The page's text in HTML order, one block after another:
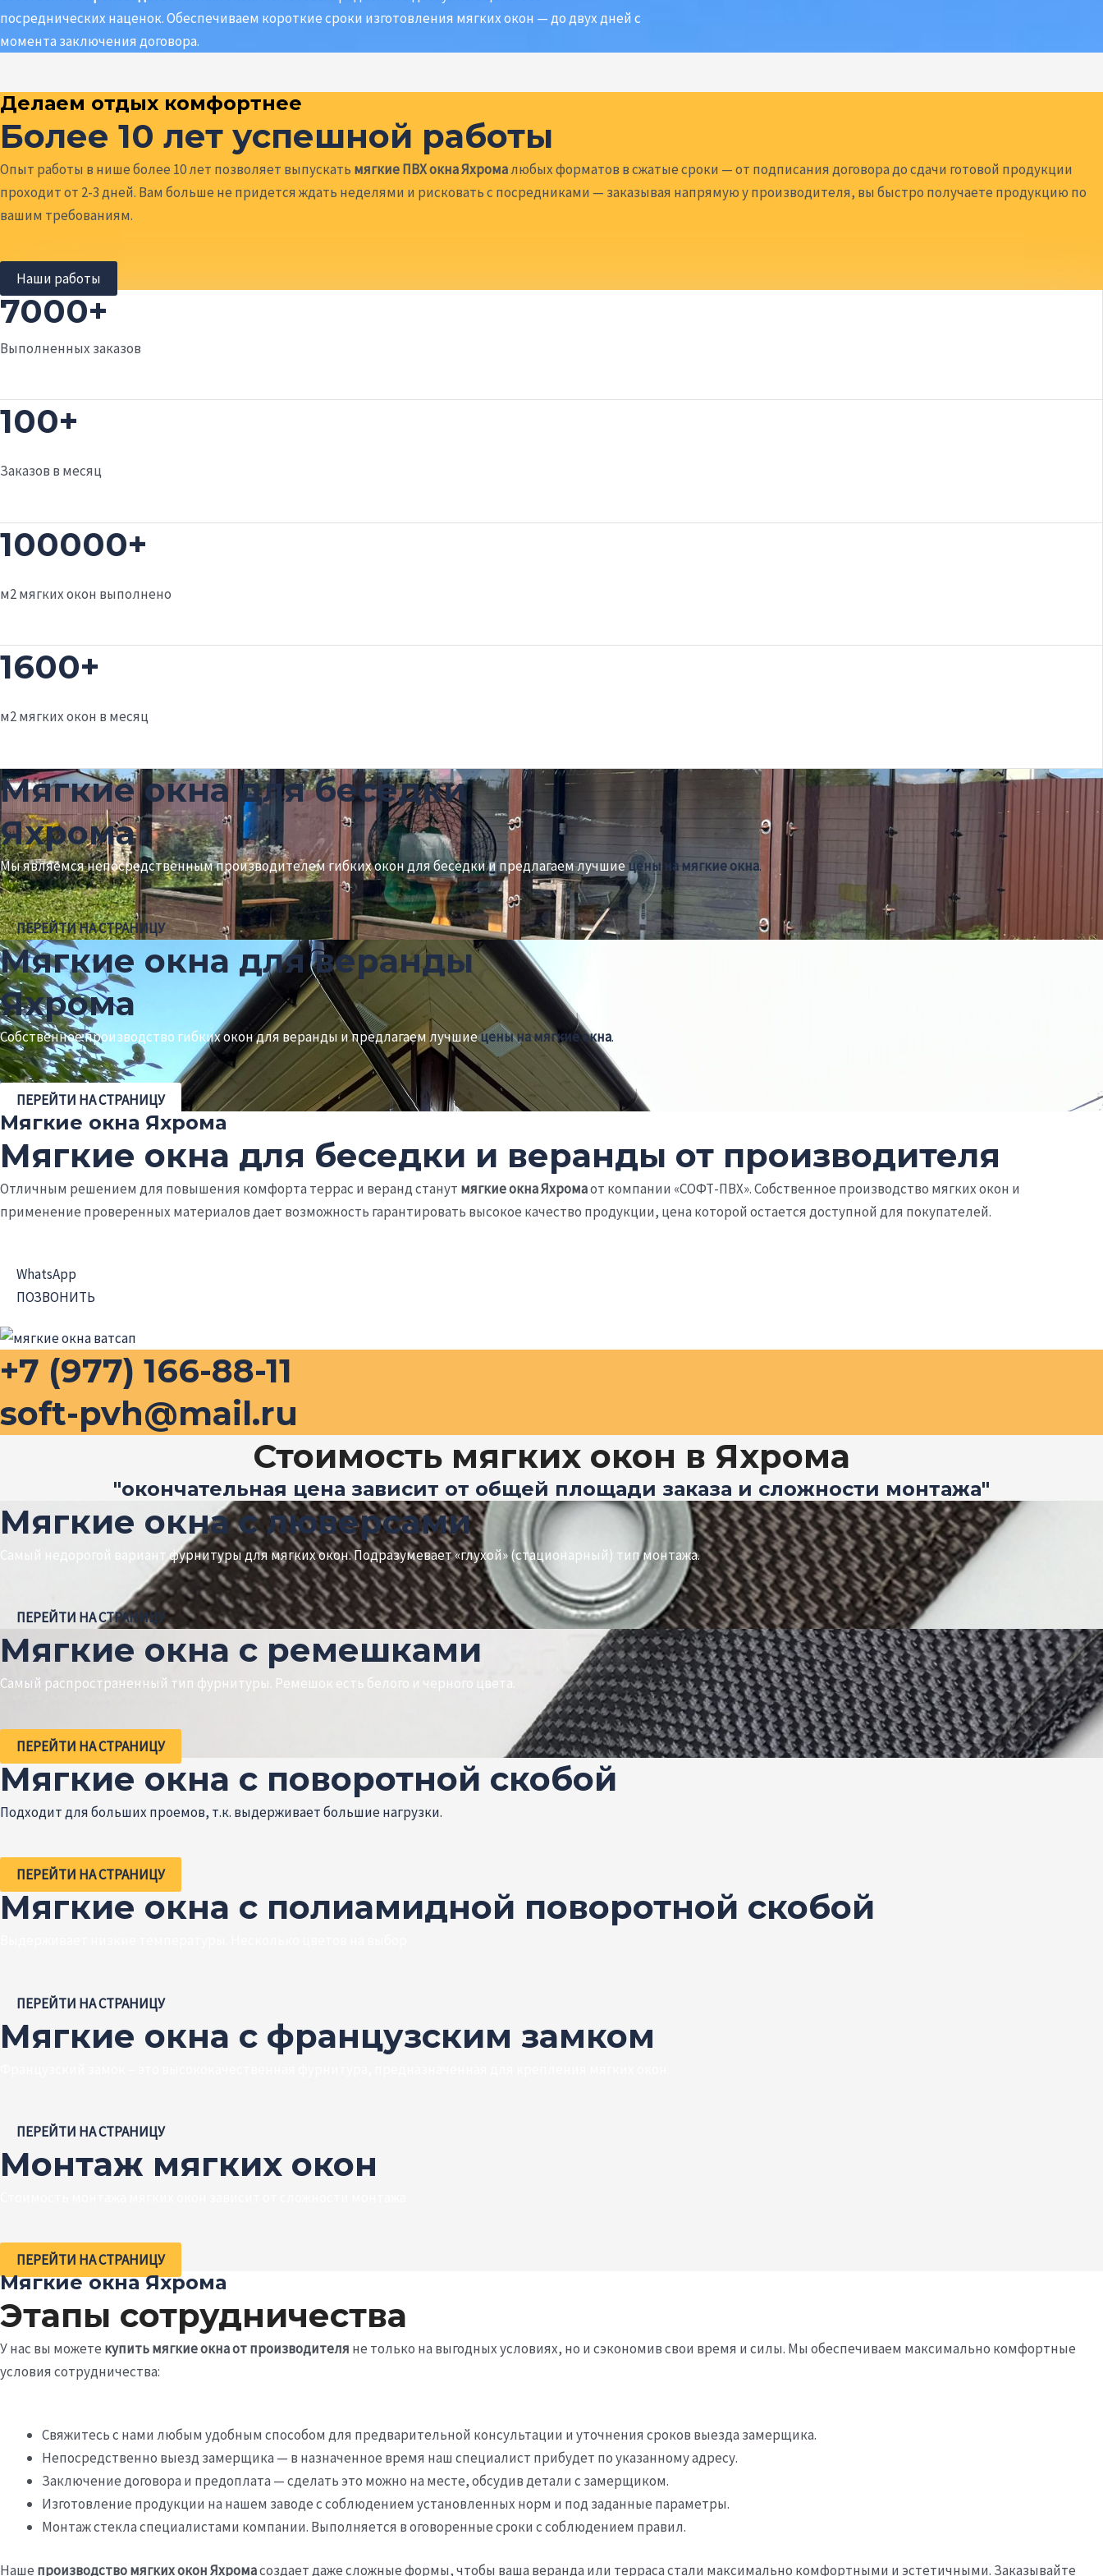
посреднических наценок. Обеспечиваем короткие сроки изготовления мягких окон — до двух дней с
момента заключения договора.
Делаем отдых комфортнее
Более 10 лет успешной работы
Опыт работы в нише более 10 лет позволяет выпускать мягкие ПВХ окна Яхромалюбых форматов в сжатые сроки — от подписания договора до сдачи готовой продукции
проходит от 2-3 дней. Вам больше не придется ждать неделями и рисковать с посредниками — заказывая напрямую у производителя, вы быстро получаете продукцию по
вашим требованиям.
Наши работы
7000+
Выполненных заказов
100+
Заказов в месяц
100000+
м2 мягких окон выполнено
1600+
м2 мягких окон в месяц
Мягкие окна для беседки
Яхрома
Мы являемся непосредственным производителем гибких окон для беседки и предлагаем лучшиецены на мягкие окна.
ПЕРЕЙТИ НА СТРАНИЦУ
Мягкие окна для веранды
Яхрома
Собственное производство гибких окон для веранды и предлагаем лучшиецены на мягкие окна.
ПЕРЕЙТИ НА СТРАНИЦУ
Мягкие окна Яхрома
Мягкие окна для беседки и веранды от производителя
Отличным решением для повышения комфорта террас и веранд станут мягкие окна Яхромаот компании «СОФТ-ПВХ». Собственное производство мягких окон и
применение проверенных материалов дает возможность гарантировать высокое качество продукции, цена которой остается доступной для покупателей.
WhatsApp
ПОЗВОНИТЬ
+7 (977) 166-88-11
soft-pvh@mail.ru
Стоимость мягких окон в Яхрома
"окончательная цена зависит от общей площади заказа и сложности монтажа"
Мягкие окна с люверсами
Самый недорогой вариант фурнитуры для мягких окон. Подразумевает «глухой» (стационарный) тип монтажа.
ПЕРЕЙТИ НА СТРАНИЦУ
Мягкие окна с ремешками
Самый распространенный тип фурнитуры. Ремешок есть белого и черного цвета.
ПЕРЕЙТИ НА СТРАНИЦУ
Мягкие окна с поворотной скобой
Подходит для больших проемов, т.к. выдерживает большие нагрузки.
ПЕРЕЙТИ НА СТРАНИЦУ
Мягкие окна с полиамидной поворотной скобой
ПЕРЕЙТИ НА СТРАНИЦУ
Мягкие окна с французским замком
ПЕРЕЙТИ НА СТРАНИЦУ
Монтаж мягких окон
ПЕРЕЙТИ НА СТРАНИЦУ
Мягкие окна Яхрома
Этапы сотрудничества
У нас вы можете купить мягкие окна от производителя не только на выгодных условиях, но и сэкономив свои время и силы. Мы обеспечиваем максимально комфортные
условия сотрудничества:
Свяжитесь с нами любым удобным способом для предварительной консультации и уточнения сроков выезда замерщика.
Непосредственно выезд замерщика — в назначенное время наш специалист прибудет по указанному адресу.
Заключение договора и предоплата — сделать это можно на месте, обсудив детали с замерщиком.
Изготовление продукции на нашем заводе с соблюдением установленных норм и под заданные параметры.
Монтаж стекла специалистами компании. Выполняется в оговоренные сроки с соблюдением правил.
Наше производство мягких окон Яхромасоздает даже сложные формы, чтобы ваша веранда или терраса стали максимально комфортными и эстетичными. Заказывайте